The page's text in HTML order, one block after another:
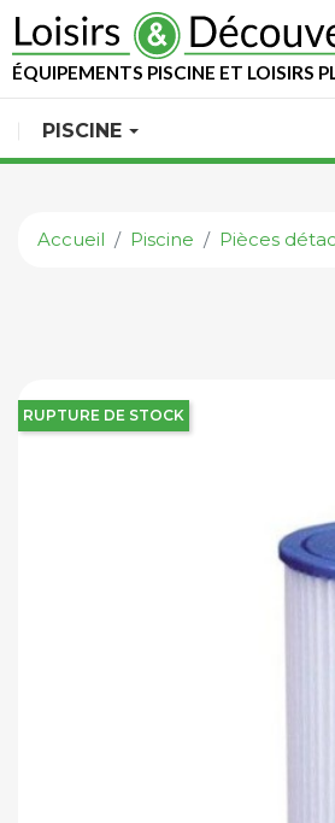
ÉQUIPEMENTS PISCINE ET LOISIRS
PISCINE
Accueil Piscine Pièces
RUPTURE DE STOCK